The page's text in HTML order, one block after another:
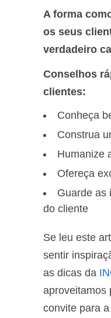
A forma
os seus
verdadeiro
Conselhos
clientes:
Conheça
Construa
Humanize
Ofereça
Guarde as
do cliente
Se leu este
sentir
as dicas da
aproveitamos
convite para